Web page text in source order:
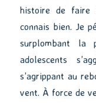
histoire de faire
connais bien. Je
surplombant la
adolescents
s’agrippant au
vent. À force de